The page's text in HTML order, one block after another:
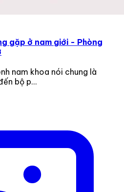
gặp ở nam giới - Phòng
nam khoa nói chung là
bộ p...